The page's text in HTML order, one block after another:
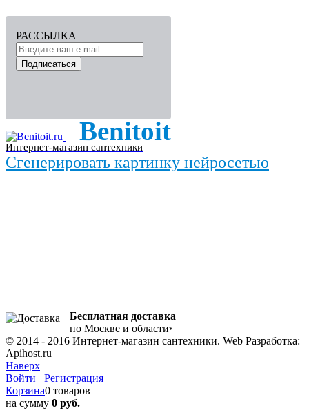
РАССЫЛКА
Подписаться
Benitoit
Интернет-магазин сантехники
Сгенерировать картинку нейросетью
Бесплатная доставка
по Москве и области*
© 2014 - 2016 Интернет-магазин сантехники. Web Разработка:
Apihost.ru
Наверх
Войти
Регистрация
Корзина0 товаров
на сумму 0 руб.